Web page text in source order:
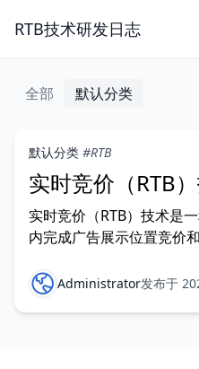
RTB技术研发日志
全部 默认分类
默认分类 #RTB
实时竞价（RTB
实时竞价（RTB）技术是
内完成广告展示位置竞价
（包括DSP、SSP、广告
及面临的挑战。RTB技术
Administrator发布于